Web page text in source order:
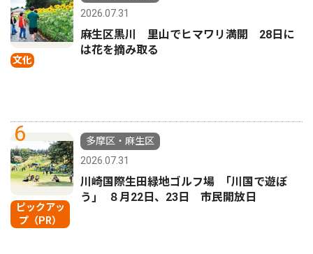
文化
2026.07.31
麻生区黒川 里山でヒマワリ満開 28日に
は花を摘み取る
6
ピックアッ
プ（PR）
多摩区・麻生区
2026.07.31
川崎国際生田緑地ゴルフ場 ｢川国で遊ぼ
う｣ ８月22日、23日 市民開放日